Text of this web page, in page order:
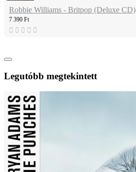
Robbie Williams - Britpop (Deluxe CD)
7 390 Ft
Legutóbb megtekintett